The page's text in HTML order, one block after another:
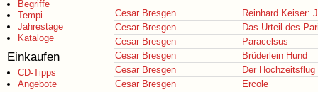
Begriffe
Tempi
Jahrestage
Kataloge
Einkaufen
CD-Tipps
Angebote
Cesar Bresgen
Reinhard Keiser:
Cesar Bresgen
Das Urteil des
Cesar Bresgen
Paracelsus
Cesar Bresgen
Brüderlein Hund
Cesar Bresgen
Der Hochzeitsflug
Cesar Bresgen
Ercole